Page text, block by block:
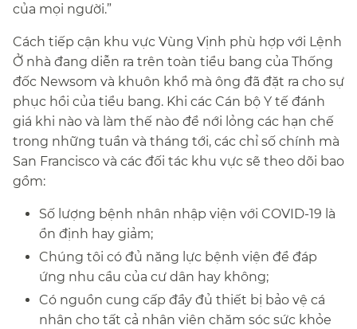
của mọi người.”​​
Cách tiếp cận khu vực Vùng Vịnh phù hợp với Lệnh
Ở nhà đang diễn ra trên toàn tiểu bang của Thống
đốc Newsom và khuôn khổ mà ông đã đặt ra cho sự
phục hồi của tiểu bang. Khi các Cán bộ Y tế đánh
giá khi nào và làm thế nào để nới lỏng các hạn chế
trong những tuần và tháng tới, các chỉ số chính mà
San Francisco và các đối tác khu vực sẽ theo dõi bao
gồm:​​
Số lượng bệnh nhân nhập viện với COVID-19 là
ổn định hay giảm;​​
Chúng tôi có đủ năng lực bệnh viện để đáp
ứng nhu cầu của cư dân hay không;​​
Có nguồn cung cấp đầy đủ thiết bị bảo vệ cá
nhân cho tất cả nhân viên chăm sóc sức khỏe